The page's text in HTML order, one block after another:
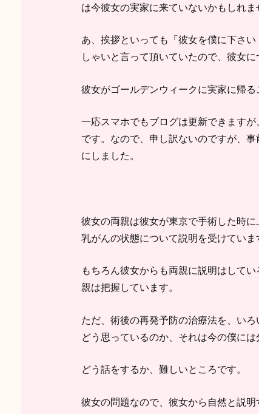
は今彼女の実家に来ていないかもしれ
あ、挨拶といっても「彼女を僕に下さ
しゃいと言って頂いていたので、彼女に
彼女がゴールデンウィークに実家に帰る
一応スマホでもブログは更新できます
です。なので、申し訳ないのですが、
にしました。
彼女の両親は彼女が東京で手術した時
乳がんの状態について説明を受けていま
もちろん彼女からも両親に説明はして
親は把握しています。
ただ、術後の再発予防の治療法を、い
どう思っているのか、それは今の僕には
どう話をするか、難しいところです。
彼女の問題なので、彼女から自然と説明